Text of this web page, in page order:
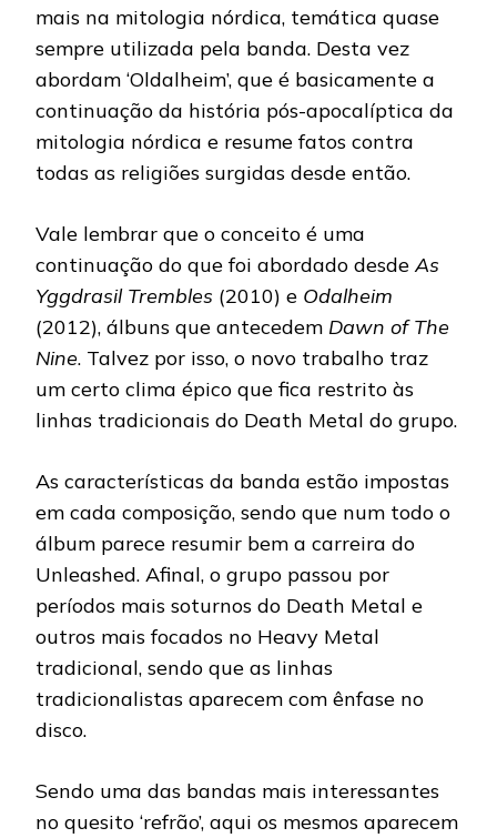
mais na mitologia nórdica, temática quase
sempre utilizada pela banda. Desta vez
abordam ‘Oldalheim’, que é basicamente a
continuação da história pós-apocalíptica da
mitologia nórdica e resume fatos contra
todas as religiões surgidas desde então.
Vale lembrar que o conceito é uma
continuação do que foi abordado desdeAs
Yggdrasil Trembles (2010) e Odalheim
(2012), álbuns que antecedem Dawn of The
Nine. Talvez por isso, o novo trabalho traz
um certo clima épico que fica restrito às
linhas tradicionais do Death Metal do grupo.
As características da banda estão impostas
em cada composição, sendo que num todo o
álbum parece resumir bem a carreira do
Unleashed. Afinal, o grupo passou por
períodos mais soturnos do Death Metal e
outros mais focados no Heavy Metal
tradicional, sendo que as linhas
tradicionalistas aparecem com ênfase no
disco.
Sendo uma das bandas mais interessantes
no quesito ‘refrão’, aqui os mesmos aparecem